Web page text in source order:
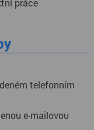
práce
telefonním
e-mailovou